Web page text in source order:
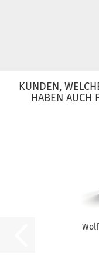
KUNDEN,
HABEN AUCH